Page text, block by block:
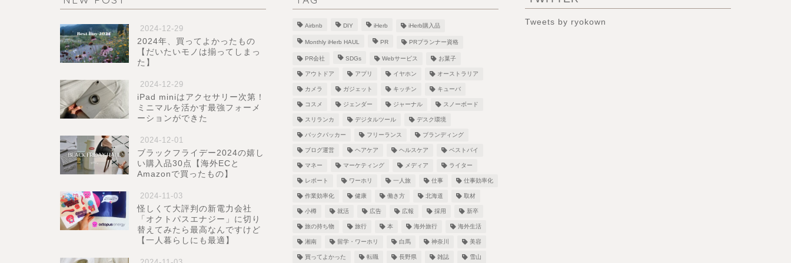
2024-12-29
2024年、買ってよかったもの
【だいたいモノは揃ってしまっ
た】
2024-12-29
iPad miniはアクセサリー次第！
ミニマルを活かす最強フォーメ
ーションができた
2024-12-01
ブラックフライデー2024の嬉し
い購入品30点【海外ECと
Amazonで買ったもの】
2024-11-03
怪しくて大評判の新電力会社
「オクトパスエナジー」に切り
替えてみたら最高なんですけど
【一人暮らしにも最適】
Airbnb DIY iHerb iHerb購入品
Monthly iHerb HAUL PR PRプランナー資格
PR会社 SDGs Webサービス お菓子
アウトドア アプリ イヤホン オーストラリア
カメラ ガジェット キッチン キューバ
コスメ ジェンダー ジャーナル スノーボード
スリランカ デジタルツール デスク環境
バックパッカー フリーランス ブランディング
ブログ運営 ヘアケア ヘルスケア ベストバイ
マネー マーケティング メディア ライター
レポート ワーホリ 一人旅 仕事 仕事効率化
作業効率化 健康 働き方 北海道 取材
小樽 就活 広告 広報 採用 新卒
旅の持ち物 旅行 本 海外旅行 海外生活
湘南 留学・ワーホリ 白馬 神奈川 美容
買ってよかった 転職 長野県 雑誌 雪山
Tweets by ryokown